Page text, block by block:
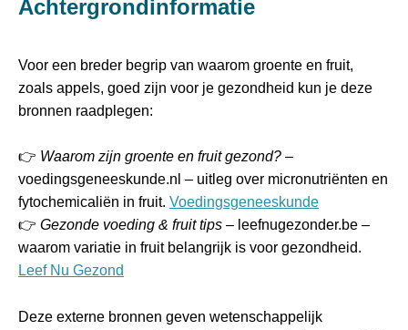
Achtergrondinformatie
Voor een breder begrip van waarom groente en fruit,
zoals appels, goed zijn voor je gezondheid kun je deze
bronnen raadplegen:
👉 Waarom zijn groente en fruit gezond? –
voedingsgeneeskunde.nl – uitleg over micronutriënten en
fytochemicaliën in fruit. Voedingsgeneeskunde
👉 Gezonde voeding & fruit tips – leefnugezonder.be –
waarom variatie in fruit belangrijk is voor gezondheid.
Leef Nu Gezond
Deze externe bronnen geven wetenschappelijk